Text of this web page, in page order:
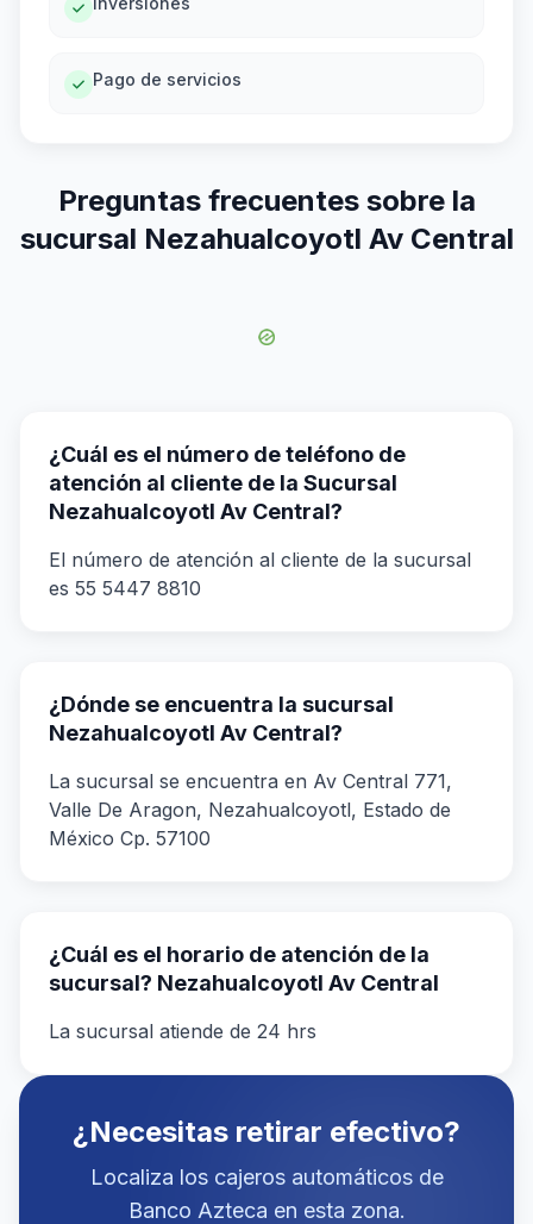
Pago de servicios
Preguntas frecuentes sobre la
sucursal Nezahualcoyotl Av Central
¿Cuál es el número de teléfono de
atención al cliente de la Sucursal
Nezahualcoyotl Av Central?
El número de atención al cliente de la sucursal
es 55 5447 8810
¿Dónde se encuentra la sucursal
Nezahualcoyotl Av Central?
La sucursal se encuentra en Av Central 771,
Valle De Aragon, Nezahualcoyotl, Estado de
México Cp. 57100
¿Cuál es el horario de atención de la
sucursal? Nezahualcoyotl Av Central
La sucursal atiende de 24 hrs
¿Necesitas retirar efectivo?
Localiza los cajeros automáticos de
Banco Azteca en esta zona.